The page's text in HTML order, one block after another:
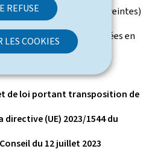
REFUSE
LES COOKIES
(amendes et astreintes)
qui peuvent être infligées en
dispositions.
de loi portant transposition de
(UE) 2023/1544 du
du 12 juillet 2023